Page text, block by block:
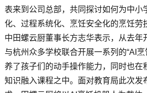
表来到公司总部，共同探讨如何为中小
化、过程系统化、烹饪安全化的烹饪劳
中田螺云厨董事长方志华表示，从去年
与杭州众多学校联合开展一系列的“AI
养了孩子们的动手操作能力，同时也在
知识融入课程之中。面对教育局此次发